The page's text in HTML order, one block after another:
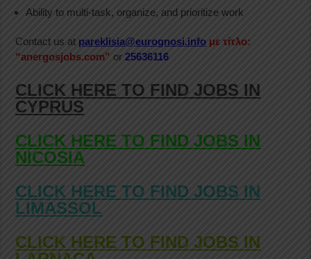
Ability to multi-task, organize, and prioritize work
Contact us at pareklisia@eurognosi.info με τίτλο:
“anergosjobs.com” or25636116
CLICK HERE TO FIND JOBS IN
CYPRUS
CLICK HERE TO FIND JOBS IN
NICOSIA
CLICK HERE TO FIND JOBS IN
LIMASSOL
CLICK HERE TO FIND JOBS IN